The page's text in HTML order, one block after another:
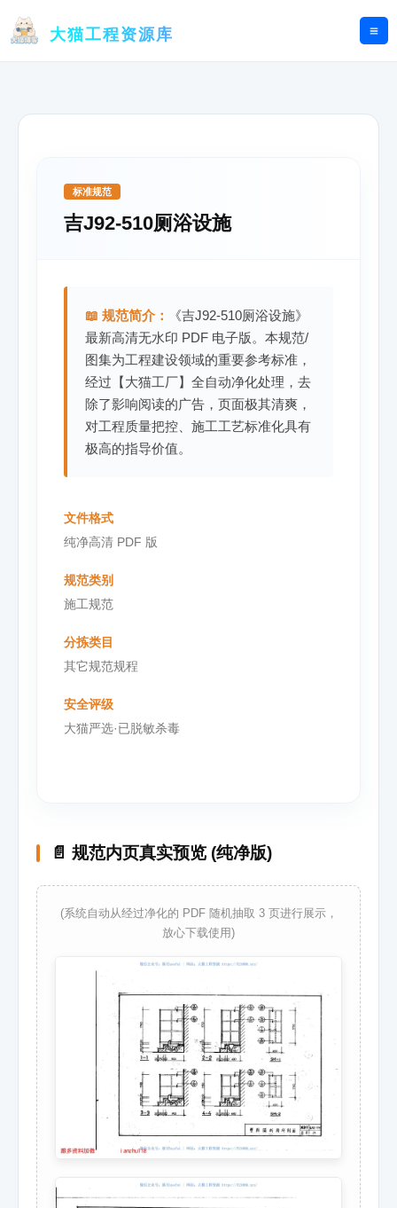
大猫工程资源库
标准规范
吉J92-510厕浴设施
📖 规范简介：
《吉J92-510厕浴设施》
最新高清无水印 PDF 电子版。本规范/
图集为工程建设领域的重要参考标准，
经过【大猫工厂】全自动净化处理，去
除了影响阅读的广告，页面极其清爽，
对工程质量把控、施工工艺标准化具有
极高的指导价值。
文件格式
纯净高清 PDF 版
规范类别
施工规范
分拣类目
其它规范规程
安全评级
大猫严选·已脱敏杀毒
📄 规范内页真实预览 (纯净版)
(系统自动从经过净化的 PDF 随机抽取 3 页进行展示，
放心下载使用)